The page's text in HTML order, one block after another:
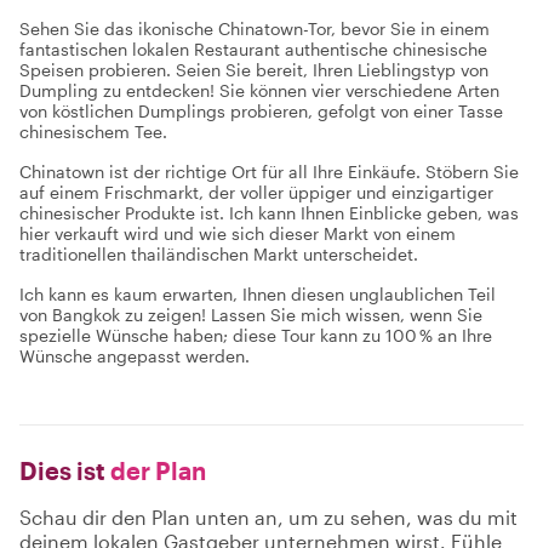
Sehen Sie das ikonische Chinatown-Tor, bevor Sie in einem
fantastischen lokalen Restaurant authentische chinesische
Speisen probieren. Seien Sie bereit, Ihren Lieblingstyp von
Dumpling zu entdecken! Sie können vier verschiedene Arten
von köstlichen Dumplings probieren, gefolgt von einer Tasse
chinesischem Tee.
Chinatown ist der richtige Ort für all Ihre Einkäufe. Stöbern Sie
auf einem Frischmarkt, der voller üppiger und einzigartiger
chinesischer Produkte ist. Ich kann Ihnen Einblicke geben, was
hier verkauft wird und wie sich dieser Markt von einem
traditionellen thailändischen Markt unterscheidet.
Ich kann es kaum erwarten, Ihnen diesen unglaublichen Teil
von Bangkok zu zeigen! Lassen Sie mich wissen, wenn Sie
spezielle Wünsche haben; diese Tour kann zu 100 % an Ihre
Wünsche angepasst werden.
Dies ist der Plan
Schau dir den Plan unten an, um zu sehen, was du mit
deinem lokalen Gastgeber unternehmen wirst. Fühle